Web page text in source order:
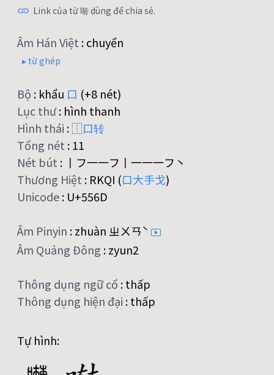
Link của từ 啭 dùng để chia sẻ.
Âm Hán Việt :chuyển
▸ từ ghép
Bộ : khẩu 口 (+8 nét)
Lục thư: hình thanh
Hình thái :⿰口转
Tổng nét :11
Nét bút : 丨フ一一フ丨一一一フ丶
Thương Hiệt : RKQI (口大手戈)
Unicode: U+556D
Âm Pinyin :zhuàn ㄓㄨㄢˋ
Âm Quảng Đông :zyun2
Thông dụng ngữ cổ :thấp
Thông dụng hiện đại :thấp
Tự hình: